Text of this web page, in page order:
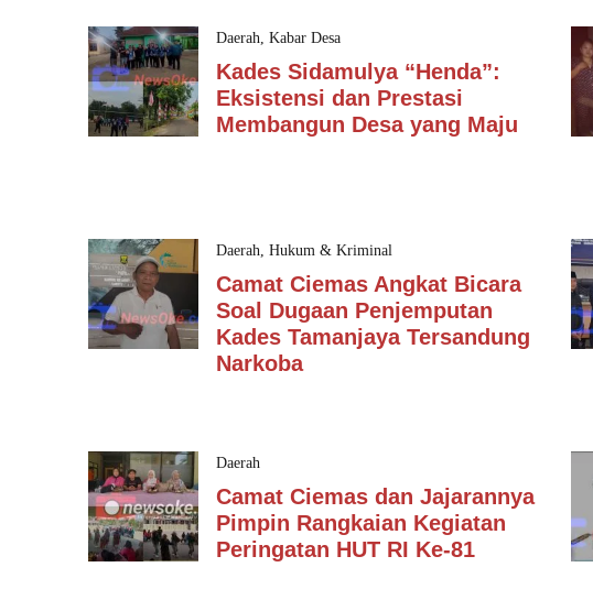
Daerah, Kabar Desa
Kades Sidamulya “Henda”:
Eksistensi dan Prestasi
Membangun Desa yang Maju
Daerah, Hukum & Kriminal
Camat Ciemas Angkat Bicara
Soal Dugaan Penjemputan
Kades Tamanjaya Tersandung
Narkoba
Daerah
Camat Ciemas dan Jajarannya
Pimpin Rangkaian Kegiatan
Peringatan HUT RI Ke-81